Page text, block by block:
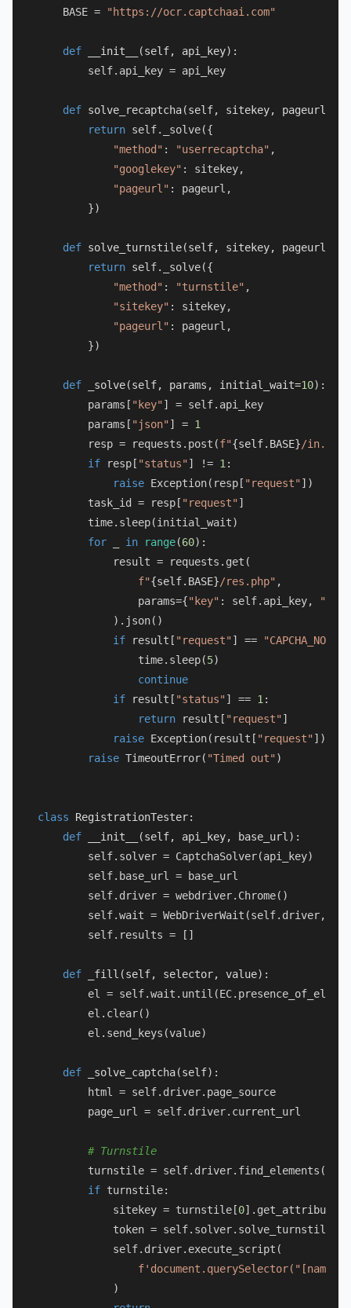
    BASE =
"https://ocr.captchaai.com"
def __init__ (self, api_key):
        self.api_key = api_key
def solve_recaptcha(self, sitekey, pageurl
return self._solve({
"method" : "userrecaptcha" ,
"googlekey" : sitekey,
"pageurl" : pageurl,
        })
def solve_turnstile(self, sitekey, pageurl
return self._solve({
"method" : "turnstile" ,
"sitekey" : sitekey,
"pageurl" : pageurl,
        })
def _solve(self, params, initial_wait=10):
        params[
"key" ] = self.api_key
        params[
"json" ] = 1
        resp = requests.post(
f"{self.BASE}/in.php"
if resp[ "status" ] != 1:
raise Exception(resp[ "request" ])
        task_id = resp[
"request" ]
        time.sleep(initial_wait)
for
in range(60):
            result = requests.get(
f"{self.BASE}/res.php" ,
                params={
"key" : self.api_key,
            ).json()
if result[ "request" ] ==
                time.sleep(
5)
continue
if result[ "status" ] == 1:
return result[ "request" ]
raise Exception(result[ "request" ])
raise TimeoutError( "Timed out" )
class RegistrationTester:
def
__init__ (self, api_key, base_url):
        self.solver = CaptchaSolver(api_key)
        self.base_url = base_url
        self.driver = webdriver.Chrome()
        self.wait = WebDriverWait(self.driver,
        self.results = []
def _fill (self, selector, value):
el =
        el.clear()
        el.send_keys(value)
def _solve_captcha(self):
        html = self.driver.page_source
        page_url = self.driver.current_url
# Turnstile
turnstile =
if turnstile:
            sitekey = turnstile[
0].get_attribute(
token =
            self.driver.execute_script(
            )